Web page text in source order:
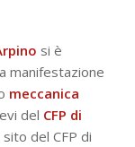
si è
manifestazione
meccanica
del CFP di
del CFP di